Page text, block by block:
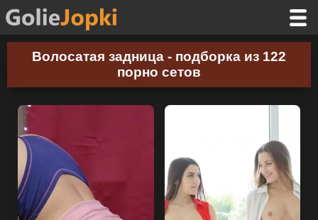
Волосатая задница - подборка из 122
порно сетов